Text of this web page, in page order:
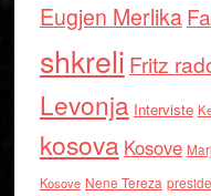
Eugjen Merlika
shkreli Fritz
Levonja Interviste
kosova Kosove
Kosove Nene Tereza